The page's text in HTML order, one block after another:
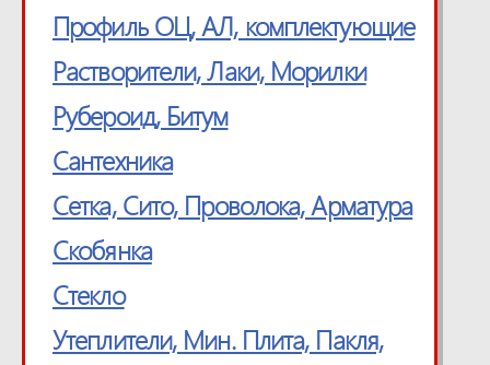
Профиль ОЦ, АЛ, комплектующие
Растворители, Лаки, Морилки
Рубероид, Битум
Сантехника
Сетка, Cито, Проволока, Арматура
Скобянка
Стекло
Утеплители, Мин. Плита, Пакля,